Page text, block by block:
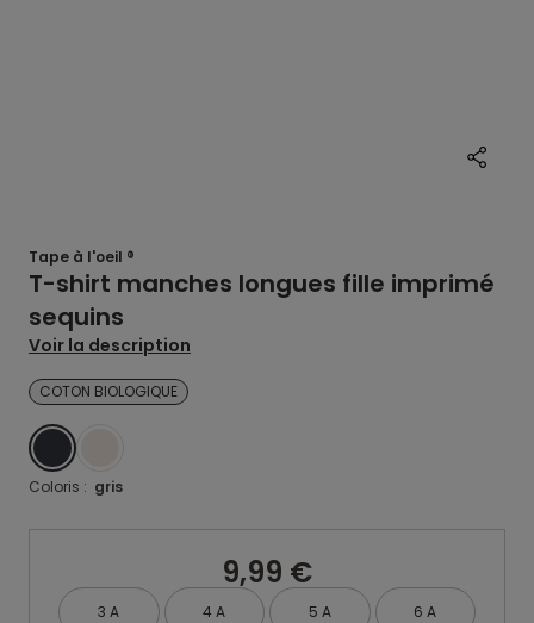
Tape à l'oeil ®
T-shirt manches longues fille imprimé
sequins
Voir la description
COTON BIOLOGIQUE
GRIS
Coloris : gris
9,99 €
3 A 4 A 5 A 6 A